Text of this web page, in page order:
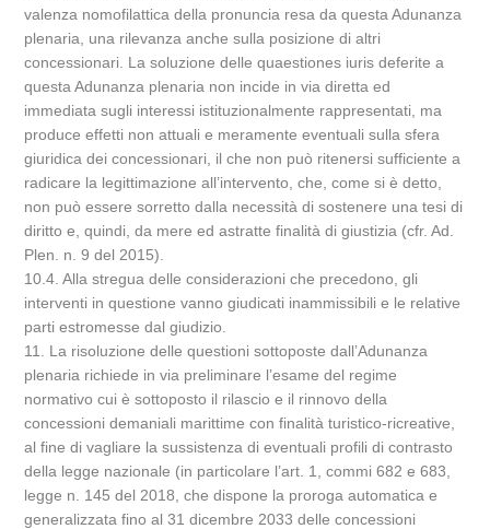
valenza nomofilattica della pronuncia resa da questa Adunanza
plenaria, una rilevanza anche sulla posizione di altri
concessionari. La soluzione delle quaestiones iuris deferite a
questa Adunanza plenaria non incide in via diretta ed
immediata sugli interessi istituzionalmente rappresentati, ma
produce effetti non attuali e meramente eventuali sulla sfera
giuridica dei concessionari, il che non può ritenersi sufficiente a
radicare la legittimazione all’intervento, che, come si è detto,
non può essere sorretto dalla necessità di sostenere una tesi di
diritto e, quindi, da mere ed astratte finalità di giustizia (cfr. Ad.
Plen. n. 9 del 2015).
10.4. Alla stregua delle considerazioni che precedono, gli
interventi in questione vanno giudicati inammissibili e le relative
parti estromesse dal giudizio.
11. La risoluzione delle questioni sottoposte dall’Adunanza
plenaria richiede in via preliminare l’esame del regime
normativo cui è sottoposto il rilascio e il rinnovo della
concessioni demaniali marittime con finalità turistico-ricreative,
al fine di vagliare la sussistenza di eventuali profili di contrasto
della legge nazionale (in particolare l’art. 1, commi 682 e 683,
legge n. 145 del 2018, che dispone la proroga automatica e
generalizzata fino al 31 dicembre 2033 delle concessioni